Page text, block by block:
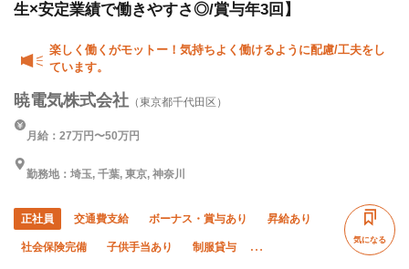
生×安定業績で働きやすさ◎/賞与年3回】
楽しく働くがモットー！気持ちよく働けるように配慮/工夫をし
ています。
暁電気株式会社 （東京都千代田区）
月給：27万円〜50万円
勤務地：埼玉, 千葉, 東京, 神奈川
正社員 交通費支給 ボーナス・賞与あり 昇給あり
社会保険完備 子供手当あり 制服貸与
気になる